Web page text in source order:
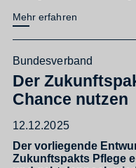
Mehr erfahren
Bundesverband
Der
Chance nutzen
12.12.2025
Der vorliegende
Zukunftspakts Pflege